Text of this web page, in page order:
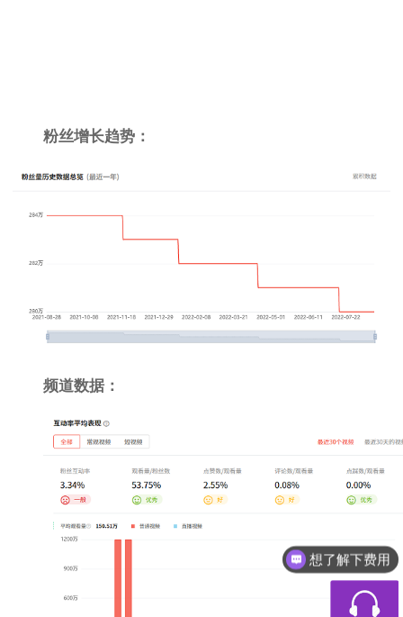
粉丝增长趋势：
频道数据：
想了解下费用